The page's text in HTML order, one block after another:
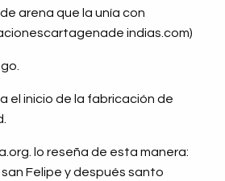
arena que la unía con
indias.com)
el inicio de la fabricación de
lo reseña de esta manera:
Felipe y después santo